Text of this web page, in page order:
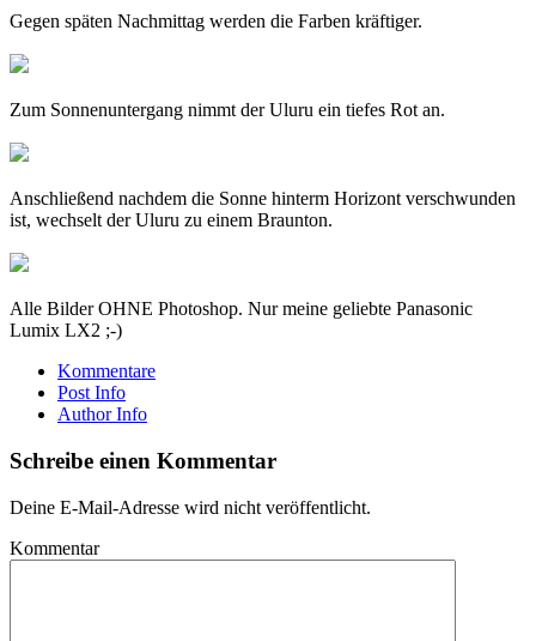
Gegen späten Nachmittag werden die Farben kräftiger.
Zum Sonnenuntergang nimmt der Uluru ein tiefes Rot an.
Anschließend nachdem die Sonne hinterm Horizont verschwunden
ist, wechselt der Uluru zu einem Braunton.
Alle Bilder OHNE Photoshop. Nur meine geliebte Panasonic
Lumix LX2 ;-)
Kommentare
Post Info
Author Info
Schreibe einen Kommentar
Deine E-Mail-Adresse wird nicht veröffentlicht.
Kommentar